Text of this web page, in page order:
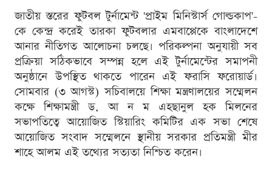
জাতীয় স্তরের ফুটবল টুর্নামেন্ট 'প্রাইম মিনিস্টার্স গোল্ডকাপ'-
কে কেন্দ্র করেই তারকা ফুটবলার এমবাপ্পেকে বাংলাদেশে
আনার নীতিগত আলোচনা চলছে। পরিকল্পনা অনুযায়ী সব
প্রক্রিয়া সঠিকভাবে সম্পন্ন হলে এই টুর্নামেন্টের সমাপনী
অনুষ্ঠানে উপস্থিত থাকতে পারেন এই ফরাসি ফরোয়ার্ড।
সোমবার (৩ আগস্ট) সচিবালয়ে শিক্ষা মন্ত্রণালয়ের সম্মেলন
কক্ষে শিক্ষামন্ত্রী ড. আ ন ম এহছানুল হক মিলনের
সভাপতিত্বে আয়োজিত স্টিয়ারিং কমিটির এক সভা শেষে
আয়োজিত সংবাদ সম্মেলনে স্থানীয় সরকার প্রতিমন্ত্রী মীর
শাহে আলম এই তথ্যের সত্যতা নিশ্চিত করেন।